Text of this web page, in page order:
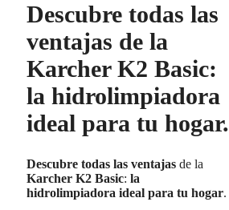
Descubre todas las
ventajas de la
Karcher K2 Basic:
la hidrolimpiadora
ideal para tu hogar.
Descubre todas las ventajas de la
Karcher K2 Basic: la
hidrolimpiadora ideal para tu hogar.